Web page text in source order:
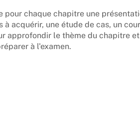
pour chaque chapitre une
acquérir, une étude de cas, un
approfondir le thème du chapitre
à l'examen.